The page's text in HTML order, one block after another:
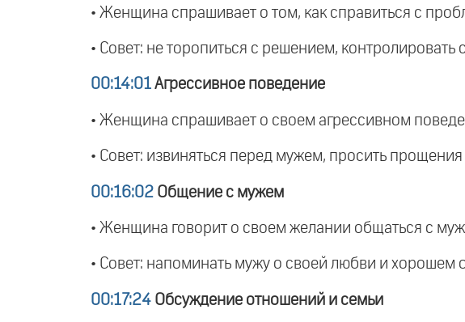
• Женщина спрашивает о том, как справиться с
• Совет: не торопиться с решением,
00:14:01 Агрессивное поведение
• Женщина спрашивает о своем агрессивном
• Совет: извиняться перед мужем, просить
00:16:02 Общение с мужем
• Женщина говорит о своем желании общаться с
• Совет: напоминать мужу о своей любви и хорошем
00:17:24 Обсуждение отношений и семьи